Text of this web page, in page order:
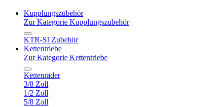
Kupplungszubehör
Zur Kategorie Kupplungszubehör
KTR-SI Zubehör
Kettentriebe
Zur Kategorie Kettentriebe
Kettenräder
3/8 Zoll
1/2 Zoll
5/8 Zoll